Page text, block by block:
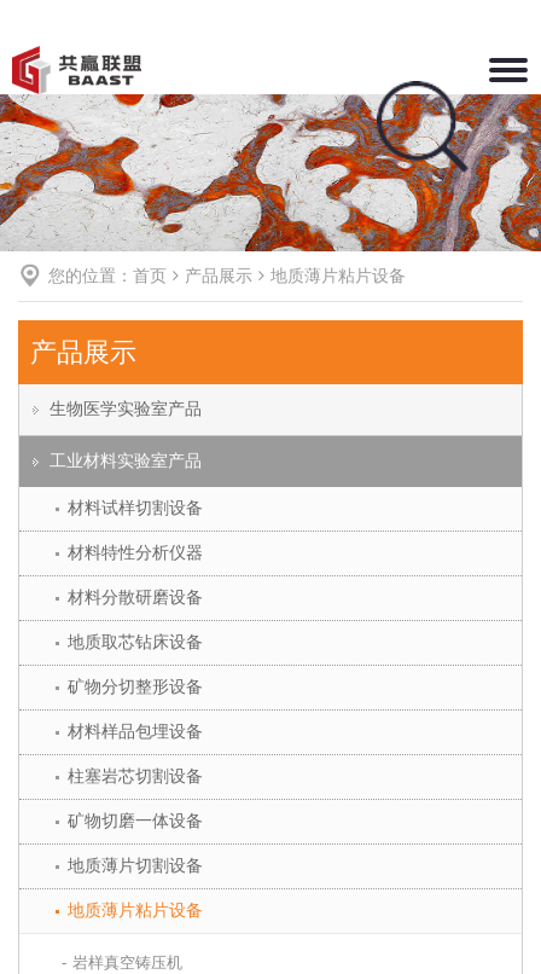
Toggle
您的位置： 首页 产品展示 地质薄片粘片设备
产品展示
生物医学实验室产品
工业材料实验室产品
材料试样切割设备
材料特性分析仪器
材料分散研磨设备
地质取芯钻床设备
矿物分切整形设备
材料样品包埋设备
柱塞岩芯切割设备
矿物切磨一体设备
地质薄片切割设备
地质薄片粘片设备
岩样真空铸压机